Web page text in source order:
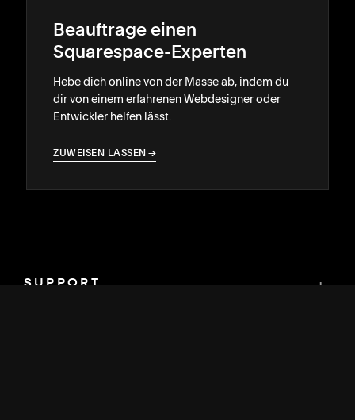
Beauftrage einen
Squarespace-Experten
Hebe dich online von der Masse ab, indem du
dir von einem erfahrenen Webdesigner oder
Entwickler helfen lässt.
ZUWEISEN LASSEN →
→
SUPPORT ↓